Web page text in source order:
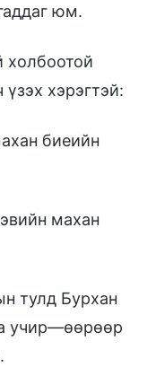
юм.
холбоотой
үзэх хэрэгтэй:
биеийн
махан
тулд Бурхан
учир—өөрөөр